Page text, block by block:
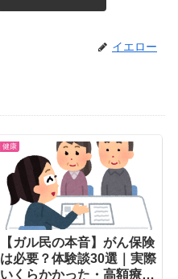
イエロー
健康
【ガル民の本音】がん保険
は必要？体験談30選｜実際
いくらかかった・高額療養